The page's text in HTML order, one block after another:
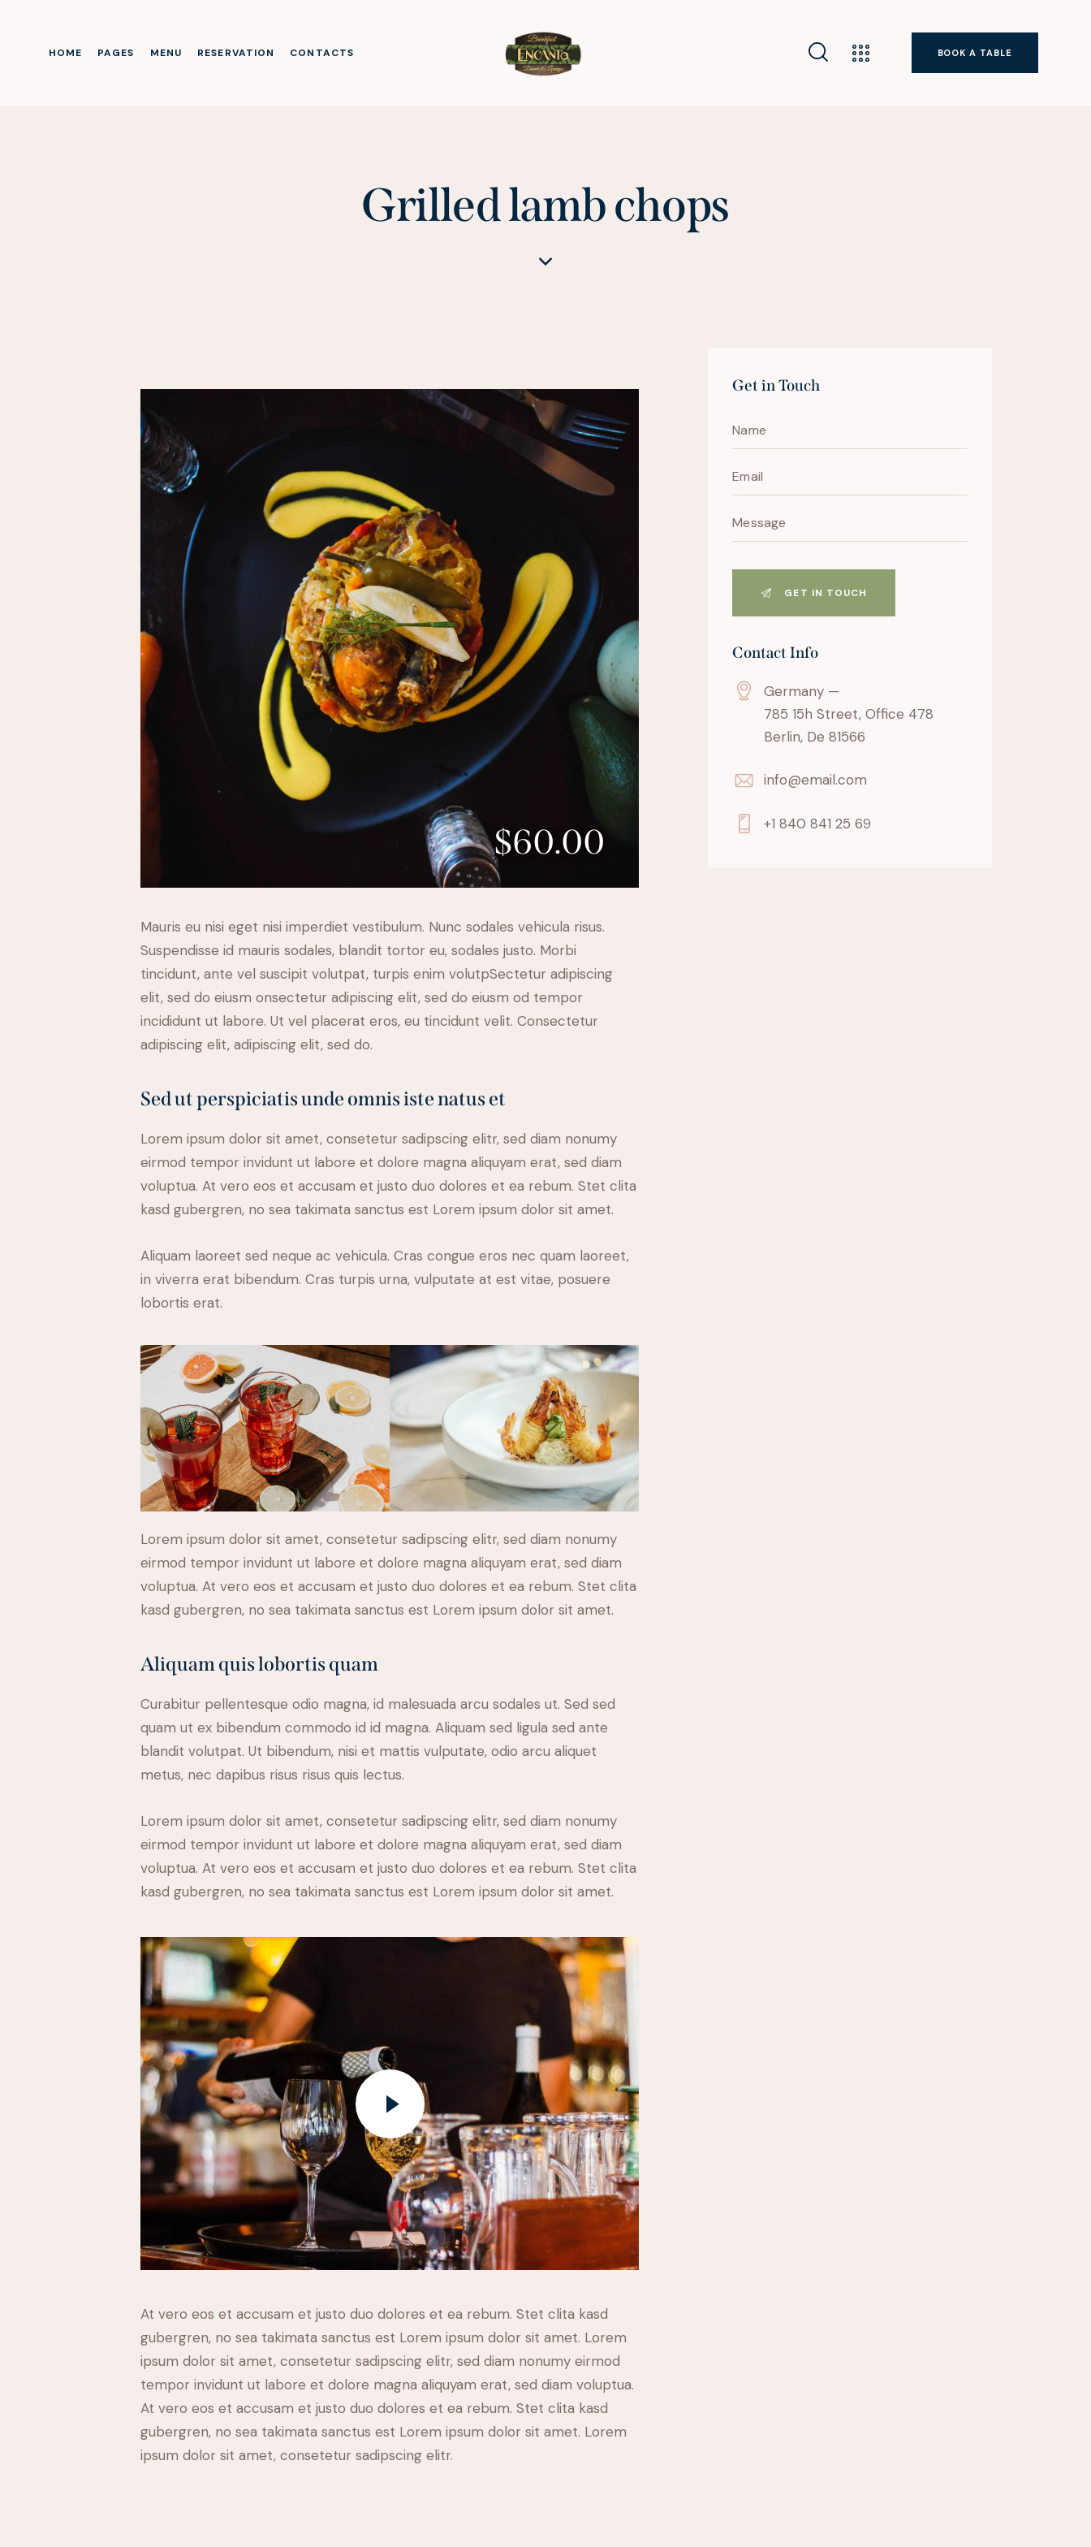
HOME PAGES MENU RESERVATION CONTACTS BOOK A TABLE
Grilled lamb chops
$60.00
Mauris eu nisi eget nisi imperdiet vestibulum. Nunc sodales vehicula risus.
Suspendisse id mauris sodales, blandit tortor eu, sodales justo. Morbi
tincidunt, ante vel suscipit volutpat, turpis enim volutpSectetur adipiscing
elit, sed do eiusm onsectetur adipiscing elit, sed do eiusm od tempor
incididunt ut labore. Ut vel placerat eros, eu tincidunt velit. Consectetur
adipiscing elit, adipiscing elit, sed do.
Sed ut perspiciatis unde omnis iste natus et
Lorem ipsum dolor sit amet, consetetur sadipscing elitr, sed diam nonumy
eirmod tempor invidunt ut labore et dolore magna aliquyam erat, sed diam
voluptua. At vero eos et accusam et justo duo dolores et ea rebum. Stet clita
kasd gubergren, no sea takimata sanctus est Lorem ipsum dolor sit amet.
Aliquam laoreet sed neque ac vehicula. Cras congue eros nec quam laoreet,
in viverra erat bibendum. Cras turpis urna, vulputate at est vitae, posuere
lobortis erat.
Lorem ipsum dolor sit amet, consetetur sadipscing elitr, sed diam nonumy
eirmod tempor invidunt ut labore et dolore magna aliquyam erat, sed diam
voluptua. At vero eos et accusam et justo duo dolores et ea rebum. Stet clita
kasd gubergren, no sea takimata sanctus est Lorem ipsum dolor sit amet.
Aliquam quis lobortis quam
Curabitur pellentesque odio magna, id malesuada arcu sodales ut. Sed sed
quam ut ex bibendum commodo id id magna. Aliquam sed ligula sed ante
blandit volutpat. Ut bibendum, nisi et mattis vulputate, odio arcu aliquet
metus, nec dapibus risus risus quis lectus.
Lorem ipsum dolor sit amet, consetetur sadipscing elitr, sed diam nonumy
eirmod tempor invidunt ut labore et dolore magna aliquyam erat, sed diam
voluptua. At vero eos et accusam et justo duo dolores et ea rebum. Stet clita
kasd gubergren, no sea takimata sanctus est Lorem ipsum dolor sit amet.
At vero eos et accusam et justo duo dolores et ea rebum. Stet clita kasd
gubergren, no sea takimata sanctus est Lorem ipsum dolor sit amet. Lorem
ipsum dolor sit amet, consetetur sadipscing elitr, sed diam nonumy eirmod
tempor invidunt ut labore et dolore magna aliquyam erat, sed diam voluptua.
At vero eos et accusam et justo duo dolores et ea rebum. Stet clita kasd
gubergren, no sea takimata sanctus est Lorem ipsum dolor sit amet. Lorem
ipsum dolor sit amet, consetetur sadipscing elitr.
Get in Touch
Contact Info
Germany —
785 15h Street, Office 478
Berlin, De 81566
info@email.com
+1 840 841 25 69